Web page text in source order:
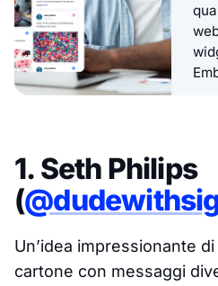
1. Seth Philips
(
Un’idea impressionante
cartone con messaggi